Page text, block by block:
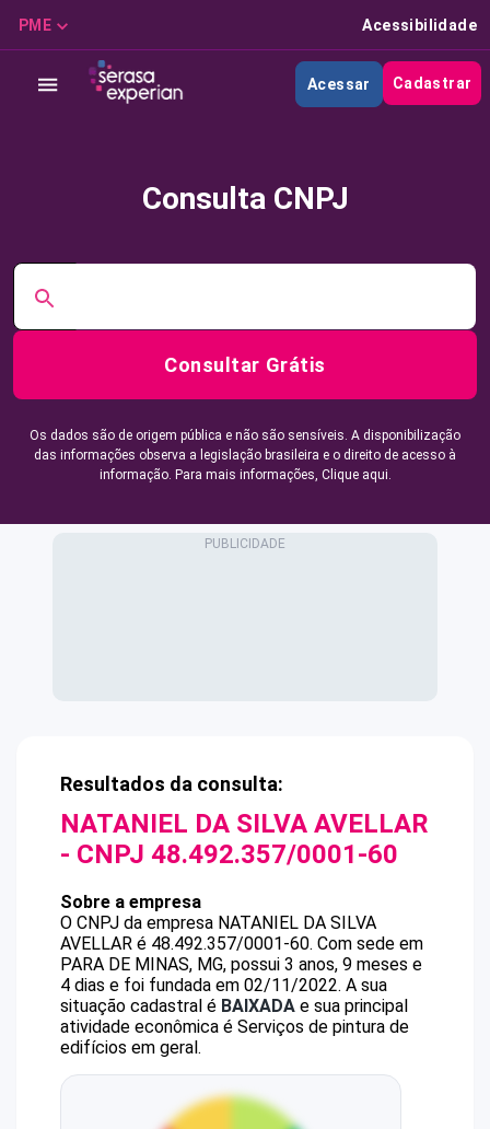
PME Acessibilidade
Acessar Cadastrar
Consulta CNPJ
Consultar Grátis
Os dados são de origem pública e não são sensíveis. A disponibilização
das informações observa a legislação brasileira e o direito de acesso à
informação. Para mais informações, Clique aqui.
Resultados da consulta:
NATANIEL DA SILVA AVELLAR
- CNPJ 48.492.357/0001-60
Sobre a empresa
O CNPJ da empresa NATANIEL DA SILVA
AVELLAR é 48.492.357/0001-60. Com sede em
PARA DE MINAS, MG, possui 3 anos, 9 meses e
4 dias e foi fundada em 02/11/2022. A sua
situação cadastral é BAIXADA e sua principal
atividade econômica é Serviços de pintura de
edifícios em geral.